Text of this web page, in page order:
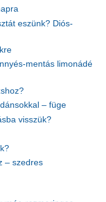
eszünk? Diós-
mentás limonádé
– füge
visszük?
– szedres